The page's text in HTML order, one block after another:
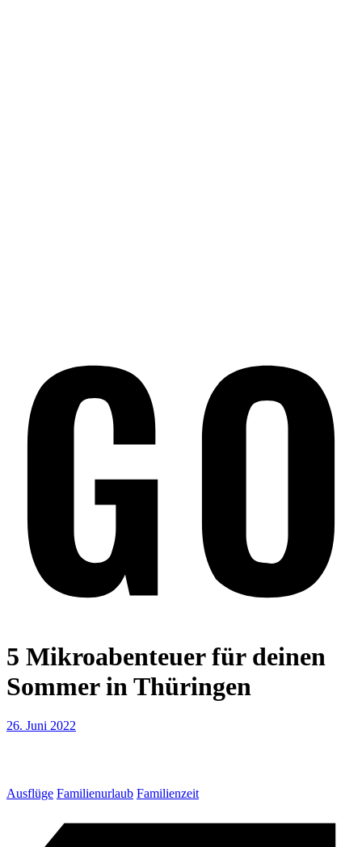
5 Mikroabenteuer für deinen
Sommer in Thüringen
26. Juni 2022
Ausflüge Familienurlaub Familienzeit